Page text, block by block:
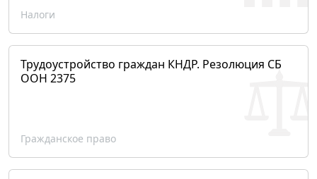
Налоги
Трудоустройство граждан КНДР. Резолюция СБ
ООН 2375
Гражданское право